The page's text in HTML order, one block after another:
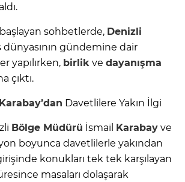
sohbetlerde, Denizli
dünyasının gündemine dair
yapılırken, birlik ve dayanışma
çıktı.
Karabay’dan Davetlilere Yakın İlgi
Bölge Müdürü İsmail Karabay ve
boyunca davetlilerle yakından
konukları tek tek karşılayan
masaları dolaşarak